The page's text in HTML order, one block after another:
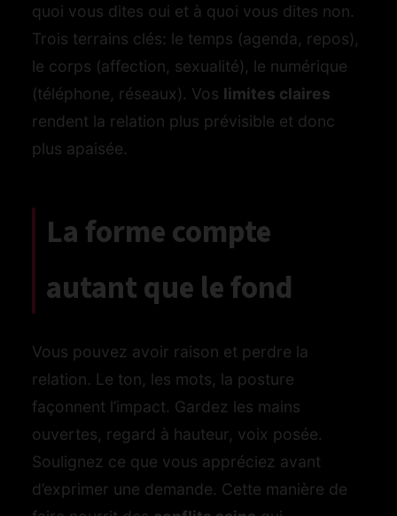
quoi vous dites oui et à quoi vous dites non.
Trois terrains clés: le temps (agenda, repos),
le corps (affection, sexualité), le numérique
(téléphone, réseaux). Vos limites claires
rendent la relation plus prévisible et donc
plus apaisée.
La forme compte
autant que le fond
Vous pouvez avoir raison et perdre la
relation. Le ton, les mots, la posture
façonnent l’impact. Gardez les mains
ouvertes, regard à hauteur, voix posée.
Soulignez ce que vous appréciez avant
d’exprimer une demande. Cette manière de